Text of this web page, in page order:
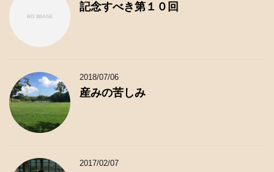
記念すべき第１０回
2018/07/06
産みの苦しみ
2017/02/07